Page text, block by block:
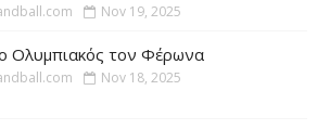
Nov 19, 2025
Ολυμπιακός τον Φέρωνα
Nov 18, 2025